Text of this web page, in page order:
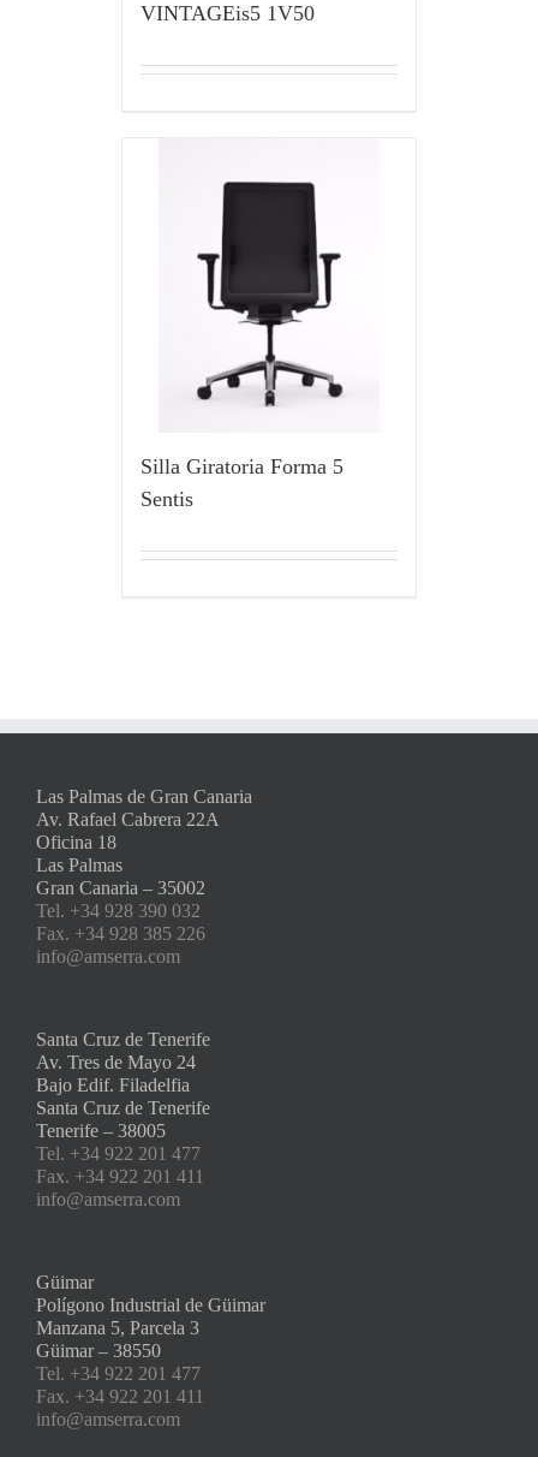
VINTAGEis5 1V50
Silla Giratoria Forma 5
Sentis
Las Palmas de Gran Canaria
Av. Rafael Cabrera 22A
Oficina 18
Las Palmas
Gran Canaria – 35002
Tel. +34 928 390 032
Fax. +34 928 385 226
info@amserra.com
Santa Cruz de Tenerife
Av. Tres de Mayo 24
Bajo Edif. Filadelfia
Santa Cruz de Tenerife
Tenerife – 38005
Tel. +34 922 201 477
Fax. +34 922 201 411
info@amserra.com
Güimar
Polígono Industrial de Güimar
Manzana 5, Parcela 3
Güimar – 38550
Tel. +34 922 201 477
Fax. +34 922 201 411
info@amserra.com